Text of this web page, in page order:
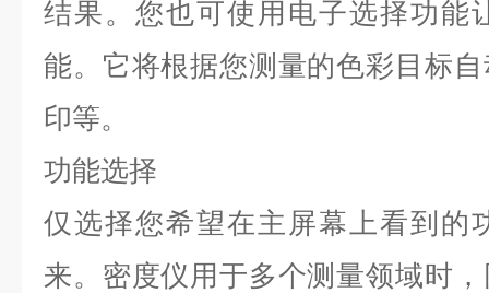
结果。您也可使用电子选择功能
能。它将根据您测量的色彩目标
印等。
功能选择
仅选择您希望在主屏幕上看到的
来。密度仪用于多个测量领域时